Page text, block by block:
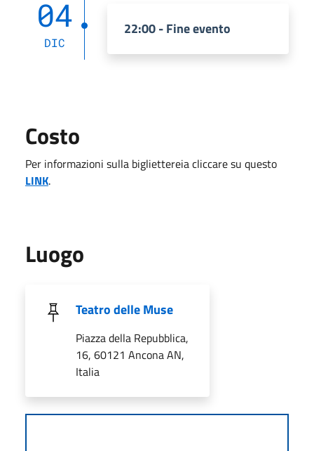
04
DIC
22:00 - Fine evento
Costo
Per informazioni sulla bigliettereia cliccare su questo
LINK.
Luogo
Teatro delle Muse
Piazza della Repubblica,
16, 60121 Ancona AN,
Italia